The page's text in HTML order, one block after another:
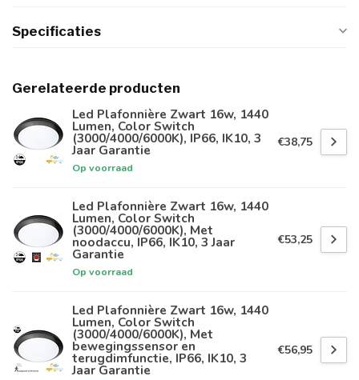
Specificaties
Gerelateerde producten
Led Plafonnière Zwart 16w, 1440
Lumen, Color Switch
(3000/4000/6000K), IP66, IK10, 3
Jaar Garantie
Op voorraad
€38,75
Led Plafonnière Zwart 16w, 1440
Lumen, Color Switch
(3000/4000/6000K), Met
noodaccu, IP66, IK10, 3 Jaar
Garantie
Op voorraad
€53,25
Led Plafonnière Zwart 16w, 1440
Lumen, Color Switch
(3000/4000/6000K), Met
bewegingssensor en
terugdimfunctie, IP66, IK10, 3
Jaar Garantie
€56,95